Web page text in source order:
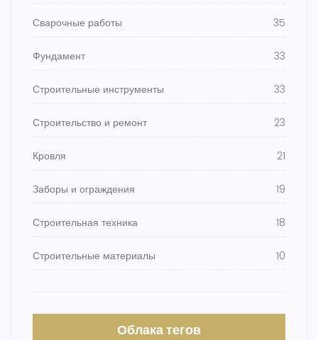
Сварочные работы 35
Фундамент 33
Строительные инструменты 33
Строительство и ремонт 23
Кровля 21
Заборы и ограждения 19
Строительная техника 18
Строительные материалы 10
Облака тегов